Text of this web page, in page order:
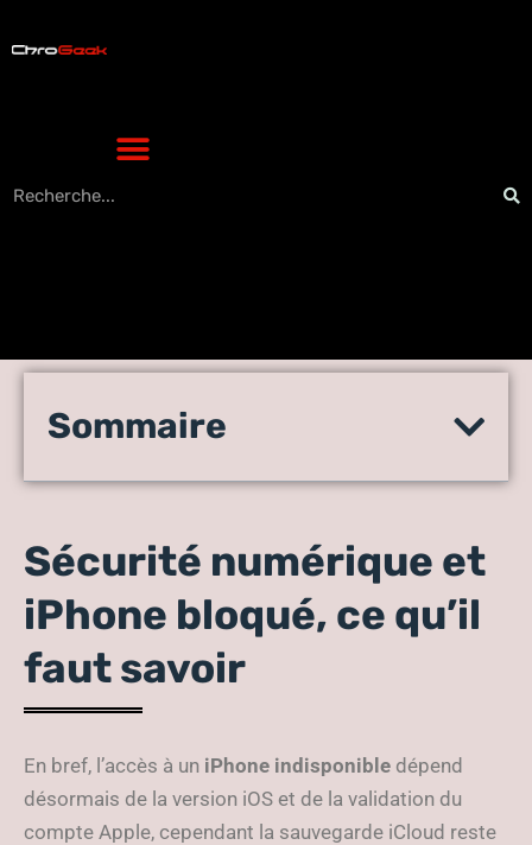
IPhone indisponible : la
débloquer sans ordinateur
Sommaire
Sécurité numérique et
iPhone bloqué, ce qu’il
faut savoir
En bref, l’accès à un iPhone indisponible dépend
désormais de la version iOS et de la validation du
compte Apple, cependant la sauvegarde iCloud reste